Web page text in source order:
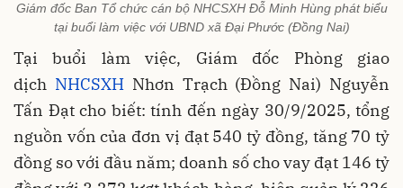
Giám đốc Ban Tổ chức cán bộ NHCSXH Đỗ Minh Hùng phát biểu
tại buổi làm việc với UBND xã Đại Phước (Đồng Nai)
Tại buổi làm việc, Giám đốc Phòng giao
dịch NHCSXHNhơn Trạch (Đồng Nai) Nguyễn
Tấn Đạt cho biết: tính đến ngày 30/9/2025, tổng
nguồn vốn của đơn vị đạt 540 tỷ đồng, tăng 70 tỷ
đồng so với đầu năm; doanh số cho vay đạt 146 tỷ